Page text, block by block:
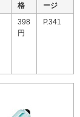
格
ージ
398
円
P.341